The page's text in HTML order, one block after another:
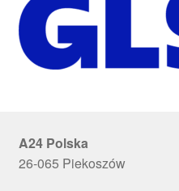
A24 Polska
26-065 Piekoszów